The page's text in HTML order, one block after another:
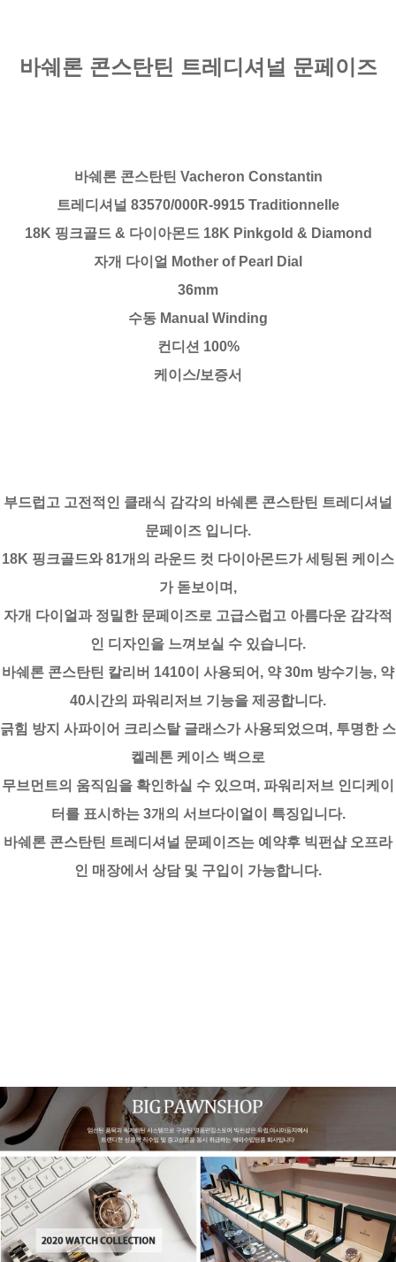
바쉐론 콘스탄틴 트레디셔널 문페이즈
바쉐론 콘스탄틴 Vacheron Constantin
트레디셔널 83570/000R-9915 Traditionnelle
18K 핑크골드 & 다이아몬드 18K Pinkgold & Diamond
자개 다이얼 Mother of Pearl Dial
36mm
수동 Manual Winding
컨디션 100%
케이스/보증서
부드럽고 고전적인 클래식 감각의 바쉐론 콘스탄틴 트레디셔널
문페이즈 입니다.
18K 핑크골드와 81개의 라운드 컷 다이아몬드가 세팅된 케이스
가 돋보이며,
자개 다이얼과 정밀한 문페이즈로 고급스럽고 아름다운 감각적
인 디자인을 느껴보실 수 있습니다.
바쉐론 콘스탄틴 칼리버 1410이 사용되어, 약 30m 방수기능, 약
40시간의 파워리저브 기능을 제공합니다.
긁힘 방지 사파이어 크리스탈 글래스가 사용되었으며, 투명한 스
켈레톤 케이스 백으로
무브먼트의 움직임을 확인하실 수 있으며, 파워리저브 인디케이
터를 표시하는 3개의 서브다이얼이 특징입니다.
바쉐론 콘스탄틴 트레디셔널 문페이즈는 예약후 빅펀샵 오프라
인 매장에서 상담 및 구입이 가능합니다.